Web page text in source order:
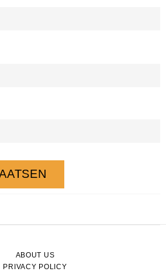
ABOUT US
PRIVACY POLICY